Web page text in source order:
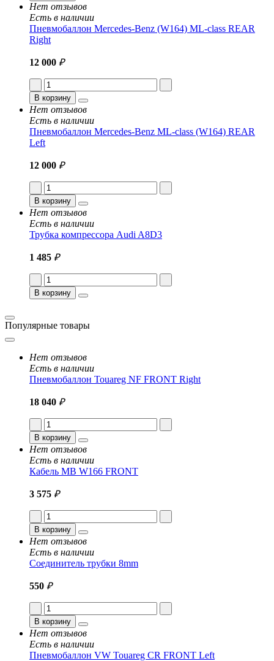
Нет отзывов
Есть в наличии
Пневмобаллон Mercedes-Benz (W164) ML-class REAR
Right
12 000 ₽
В корзину
Нет отзывов
Есть в наличии
Пневмобаллон Mercedes-Benz ML-class (W164) REAR
Left
12 000 ₽
В корзину
Нет отзывов
Есть в наличии
Трубка компрессора Audi A8D3
1 485 ₽
В корзину
Популярные товары
Нет отзывов
Есть в наличии
Пневмобаллон Touareg NF FRONT Right
18 040 ₽
В корзину
Нет отзывов
Есть в наличии
Кабель MB W166 FRONT
3 575 ₽
В корзину
Нет отзывов
Есть в наличии
Соединитель трубки 8mm
550 ₽
В корзину
Нет отзывов
Есть в наличии
Пневмобаллон VW Touareg CR FRONT Left